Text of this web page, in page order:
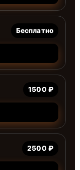
Бесплатно
1500 ₽
2500 ₽